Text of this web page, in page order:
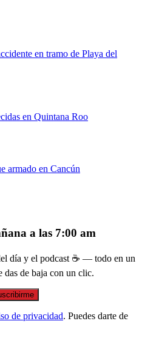
en tramo de Playa del
en Quintana Roo
armado en Cancún
a las 7:00 am
día y el podcast ☕ — todo en un
das de baja con un clic.
de privacidad. Puedes darte de